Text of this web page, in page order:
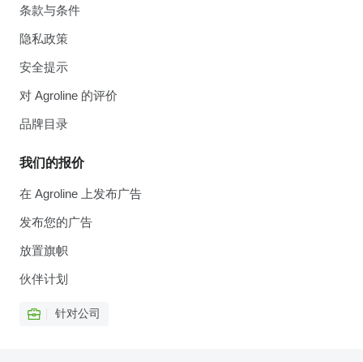
条款与条件
隐私政策
安全提示
对 Agroline 的评价
品牌目录
我们的报价
在 Agroline 上发布广告
发布您的广告
放置旗帜
伙伴计划
针对公司